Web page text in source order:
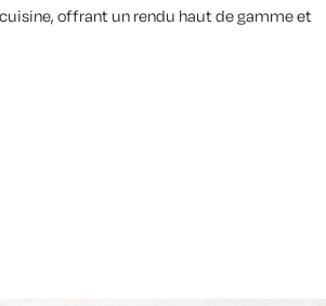
offrant un rendu haut de gamme et